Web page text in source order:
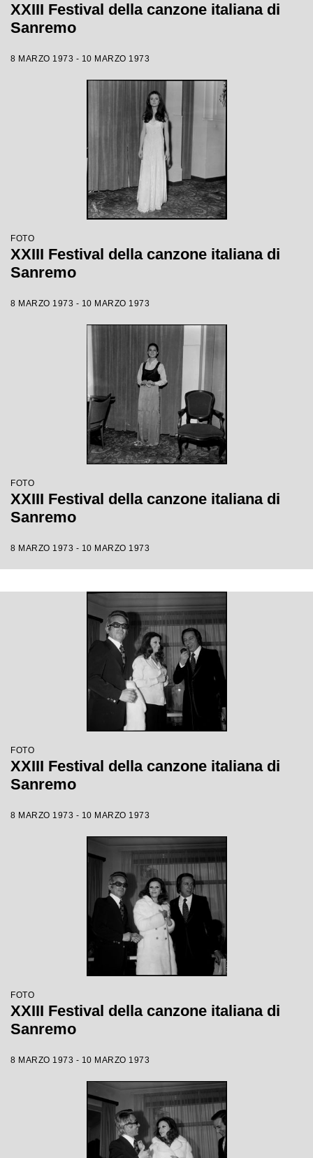
XXIII Festival della canzone italiana di
Sanremo
8 MARZO 1973 - 10 MARZO 1973
FOTO
XXIII Festival della canzone italiana di
Sanremo
8 MARZO 1973 - 10 MARZO 1973
FOTO
XXIII Festival della canzone italiana di
Sanremo
8 MARZO 1973 - 10 MARZO 1973
FOTO
XXIII Festival della canzone italiana di
Sanremo
8 MARZO 1973 - 10 MARZO 1973
FOTO
XXIII Festival della canzone italiana di
Sanremo
8 MARZO 1973 - 10 MARZO 1973